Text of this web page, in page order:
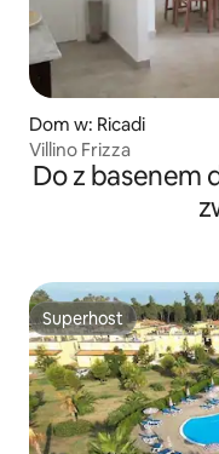
Dom w: Ricadi
Villino Frizza
Do z basenem
Superhost
Superhost